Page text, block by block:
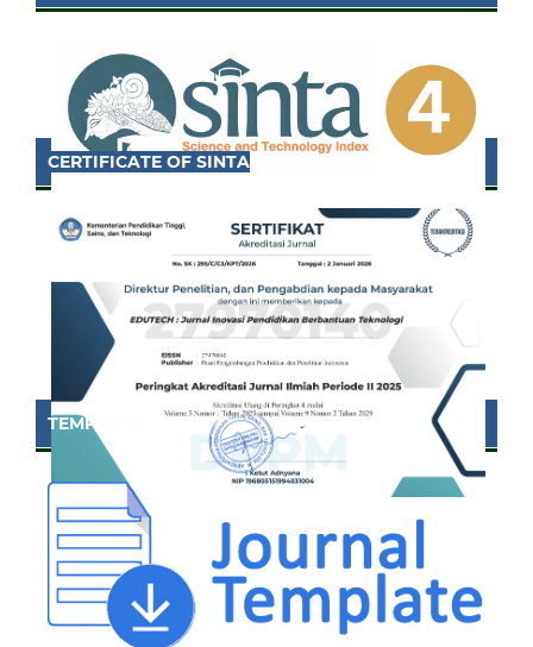
CERTIFICATE OF SINTA
TEMPLATE